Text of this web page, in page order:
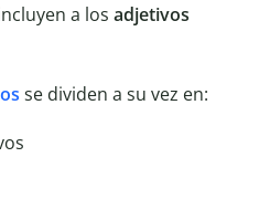
a los adjetivos
se dividen a su vez en: